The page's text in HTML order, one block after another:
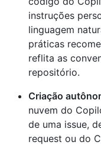
instruções
linguagem
práticas
reflita as
repositório.
Criação
nuvem do
de uma issue,
request ou do